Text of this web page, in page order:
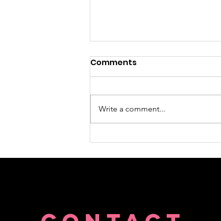
Descoperă Supertree: cel
Comments
Write a comment...